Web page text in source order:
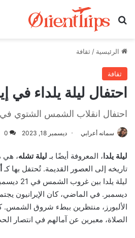
بحث عن
الرئيسية / ثقافة
ثقافة
احتفال ليلة يلداء في
احتفال انقلاب الشمس الشتوي في
سمانه أعرابي ديسمبر 18, 2023 0
ليلة يلدا، المعروفة أيضًا بـ ليلة تشله، هي
تاريخه إلى العصور القديمة. تُحتفل بها كـ
ديسمبر. في الماضي، كان الإيرانيون
الألبورز، منتظرين ببطء شروق
الصلاة، معبرين عن آمالهم في انتصار